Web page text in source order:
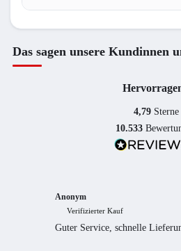
Das sagen unsere Kundinnen
4,79 Sterne
10.533
Anonym
Verifizierter Kauf
Guter Service, schnelle